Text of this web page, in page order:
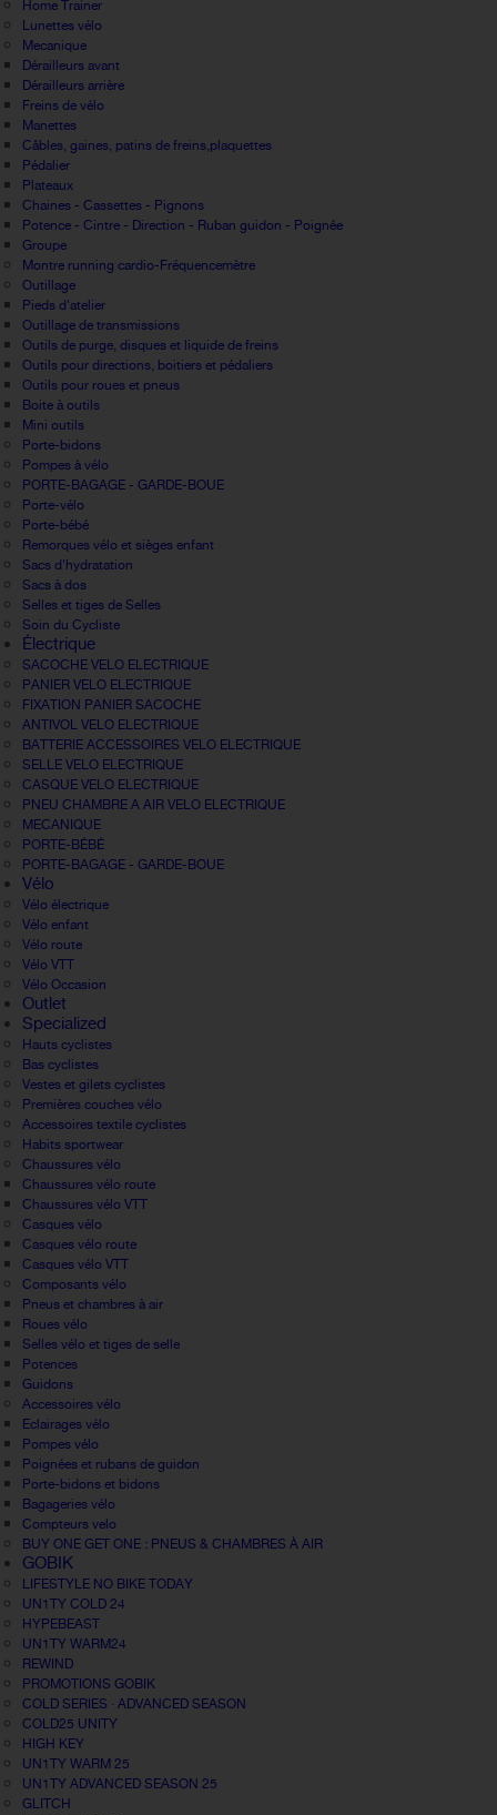
Home Trainer
Lunettes vélo
Mecanique
Dérailleurs avant
Dérailleurs arrière
Freins de vélo
Manettes
Câbles, gaines, patins de freins,plaquettes
Pédalier
Plateaux
Chaines - Cassettes - Pignons
Potence - Cintre - Direction - Ruban guidon - Poignée
Groupe
Montre running cardio-Fréquencemètre
Outillage
Pieds d'atelier
Outillage de transmissions
Outils de purge, disques et liquide de freins
Outils pour directions, boitiers et pédaliers
Outils pour roues et pneus
Boite à outils
Mini outils
Porte-bidons
Pompes à vélo
PORTE-BAGAGE - GARDE-BOUE
Porte-vélo
Porte-bébé
Remorques vélo et sièges enfant
Sacs d'hydratation
Sacs à dos
Selles et tiges de Selles
Soin du Cycliste
Électrique
SACOCHE VELO ELECTRIQUE
PANIER VELO ELECTRIQUE
FIXATION PANIER SACOCHE
ANTIVOL VELO ELECTRIQUE
BATTERIE ACCESSOIRES VELO ELECTRIQUE
SELLE VELO ELECTRIQUE
CASQUE VELO ELECTRIQUE
PNEU CHAMBRE A AIR VELO ELECTRIQUE
MECANIQUE
PORTE-BÉBÉ
PORTE-BAGAGE - GARDE-BOUE
Vélo
Vélo électrique
Vélo enfant
Vélo route
Vélo VTT
Vélo Occasion
Outlet
Specialized
Hauts cyclistes
Bas cyclistes
Vestes et gilets cyclistes
Premières couches vélo
Accessoires textile cyclistes
Habits sportwear
Chaussures vélo
Chaussures vélo route
Chaussures vélo VTT
Casques vélo
Casques vélo route
Casques vélo VTT
Composants vélo
Pneus et chambres à air
Roues vélo
Selles vélo et tiges de selle
Potences
Guidons
Accessoires vélo
Eclairages vélo
Pompes vélo
Poignées et rubans de guidon
Porte-bidons et bidons
Bagageries vélo
Compteurs velo
BUY ONE GET ONE : PNEUS & CHAMBRES À AIR
GOBIK
LIFESTYLE NO BIKE TODAY
UN1TY COLD 24
HYPEBEAST
UN1TY WARM24
REWIND
PROMOTIONS GOBIK
COLD SERIES · ADVANCED SEASON
COLD25 UNITY
HIGH KEY
UN1TY WARM 25
UN1TY ADVANCED SEASON 25
GLITCH